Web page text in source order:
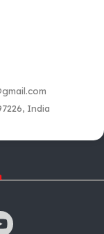
India